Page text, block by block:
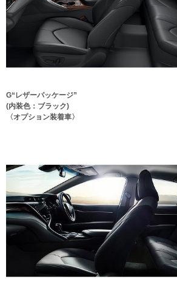
G“レザーパッケージ”
(内装色：ブラック)
〈オプション装着車〉